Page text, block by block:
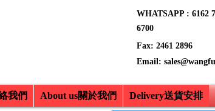
WHATSAPP :
6700
Fax: 2461 2896
Email:
我們 About us關於我們 Delivery送貨安排